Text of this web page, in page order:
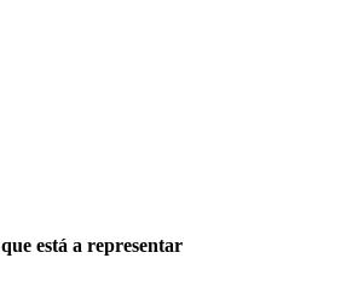
está a representar